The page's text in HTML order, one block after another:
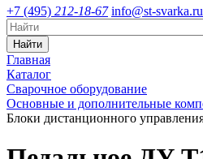
+7 (495) 212-18-67 info@st-svarka.ru
Найти
Главная
Каталог
Сварочное оборудование
Основные и дополнительные
Блоки дистанционного